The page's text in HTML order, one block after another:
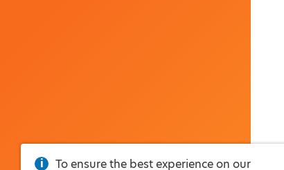
To ensure the best experience on our